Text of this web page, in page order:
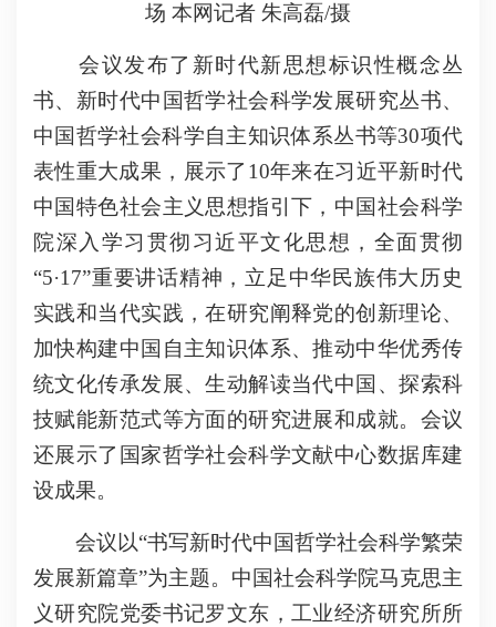
场 本网记者 朱高磊/摄
会议发布了新时代新思想标识性概念丛
书、新时代中国哲学社会科学发展研究丛书、
中国哲学社会科学自主知识体系丛书等30项代
表性重大成果，展示了10年来在习近平新时代
中国特色社会主义思想指引下，中国社会科学
院深入学习贯彻习近平文化思想，全面贯彻
“5·17”重要讲话精神，立足中华民族伟大历史
实践和当代实践，在研究阐释党的创新理论、
加快构建中国自主知识体系、推动中华优秀传
统文化传承发展、生动解读当代中国、探索科
技赋能新范式等方面的研究进展和成就。会议
还展示了国家哲学社会科学文献中心数据库建
设成果。
会议以“书写新时代中国哲学社会科学繁荣
发展新篇章”为主题。中国社会科学院马克思主
义研究院党委书记罗文东，工业经济研究所所